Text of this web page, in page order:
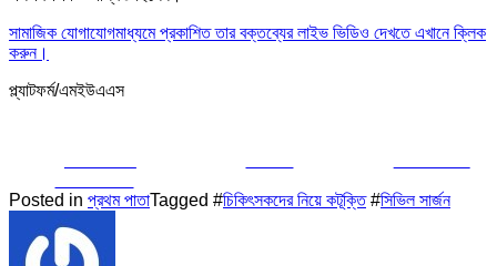
সামাজিক যোগাযোগমাধ্যমে প্রকাশিত তার বক্তব্যের লাইভ ভিডিও দেখতে এখানে ক্লিক
করুন।
প্ল্যাটফর্ম/এমইউএএস
Posted in প্রথম পাতাTagged #চিকিৎসকদের নিয়ে কটূক্তি#সিভিল সার্জন